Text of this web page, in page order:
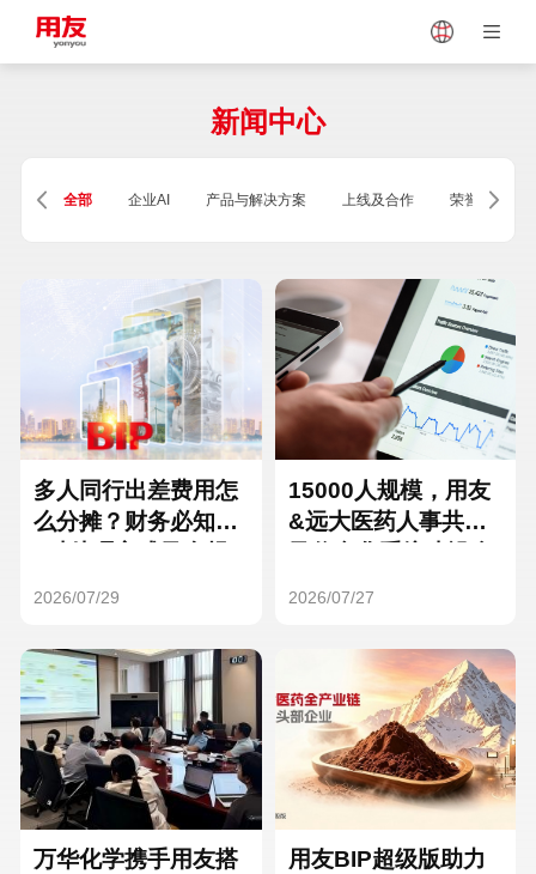
Vietnam
Singapore Malaysia
Thailand
Turkey
Hungary Mexico
Hong Kong Macau
新闻中心
全部 企业AI 产品与解决方案 上线及合作 荣誉及资质
多人同行出差费用怎
么分摊？财务必知的
2026/07/29
15000人规模，用友
&远大医药人事共享
2026/07/27
万华化学携手用友搭
用友BIP超级版助力